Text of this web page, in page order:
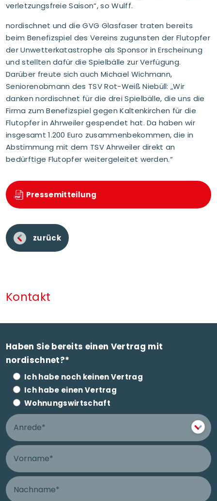
verletzungsfreie Saison“, so Wulff.
nordischnet und die GVG Glasfaser traten bereits
beim Benefizspiel des Vereins zugunsten der Flutopfer
der Unwetterkatastrophe als Sponsor in Erscheinung
und stellten dafür die Spielbälle zur Verfügung.
Darüber freute sich auch Michael Wichmann,
Seniorenobmann des TSV Rot-Weiß Niebüll: „Wir
danken nordischnet für die drei Spielbälle, die uns die
Firma zum Benefizspiel gegen Kaltenkirchen für die
Flutopfer in Ahrweiler gespendet hat. Da haben wir
insgesamt 1.200 Euro zusammenbekommen, die in
Abstimmung mit dem TSV Ahrweiler direkt an
bedürftige Flutopfer weitergeleitet werden.“
Pressemitteilung
zurück
Kontakt
Haben Sie bereits einen Vertrag mit
nordischnet?*
Ich habe noch keinen Vertrag
Ich habe einen Vertrag
Wohnungswirtschaft
Anrede
Vorname
Nachname